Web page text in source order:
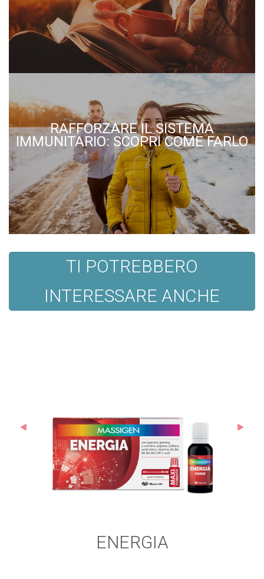
RAFFORZARE IL SISTEMA
IMMUNITARIO: SCOPRI COME FARLO
TI POTREBBERO
INTERESSARE ANCHE
ENERGIA